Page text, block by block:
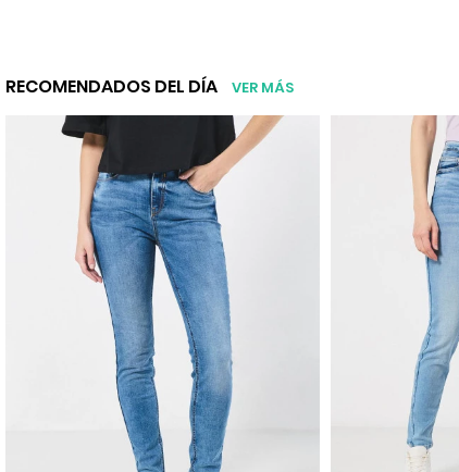
RECOMENDADOS DEL DÍA VER MÁS